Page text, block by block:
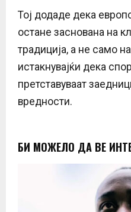
Тој додаде дека
остане заснована на
традиција, а не само
истакнувајќи дека
претставуваат
вредности.
БИ МОЖЕЛО ДА ВЕ